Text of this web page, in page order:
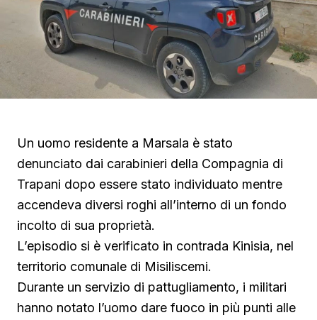
Un uomo residente a Marsala è stato
denunciato dai carabinieri della Compagnia di
Trapani dopo essere stato individuato mentre
accendeva diversi roghi all’interno di un fondo
incolto di sua proprietà.
L’episodio si è verificato in contrada Kinisia, nel
territorio comunale di Misiliscemi.
Durante un servizio di pattugliamento, i militari
hanno notato l’uomo dare fuoco in più punti alle